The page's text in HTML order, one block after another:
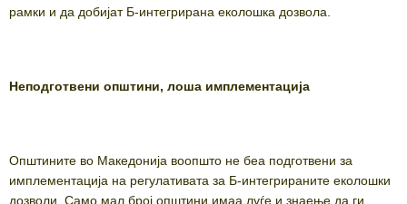
рамки и да добијат Б-интегрирана еколошка дозвола.
Неподготвени општини, лоша имплементација
Општините во Македонија воопшто не беа подготвени за
имплементација на регулативата за Б-интегрираните еколошки
дозволи. Само мал број општини имаа луѓе и знаење да ги